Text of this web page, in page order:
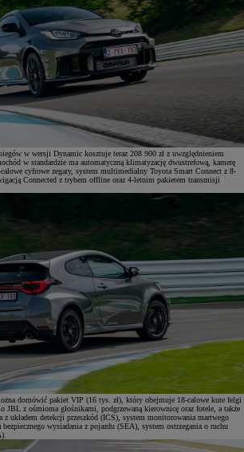
w wersji Dynamic kosztuje teraz 208 900 zł z uwzględnieniem
w standardzie ma automatyczną klimatyzację dwustrefową, kamerę
cyfrowe zegary, system multimedialny Toyota Smart Connect z 8-
Connected z trybem offline oraz 4-letnim pakietem transmisji
domówić pakiet VIP (16 tys. zł), który obejmuje 18-calowe kute felgi
JBL z ośmioma głośnikami, podgrzewaną kierownicę oraz fotele, a także
układem detekcji przeszkód (ICS), system monitorowania martwego
wysiadania z pojazdu (SEA), system ostrzegania o ruchu